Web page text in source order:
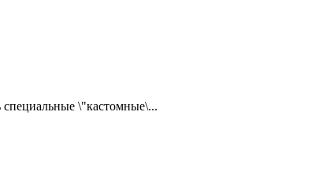
\"кастомные\...